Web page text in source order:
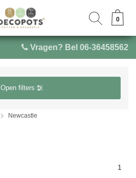
Vragen? Bel 06-36458562
0
0
Open filters
Newcastle
1